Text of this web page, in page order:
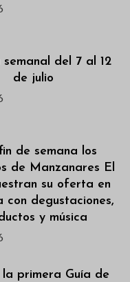
del 7 al 12
de julio
de semana los
de Manzanares El
su oferta en
con degustaciones,
y música
la primera Guía de